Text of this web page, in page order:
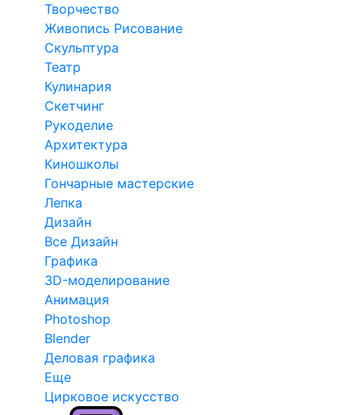
Творчество
Живопись Рисование
Скульптура
Театр
Кулинария
Скетчинг
Рукоделие
Архитектура
Киношколы
Гончарные мастерские
Лепка
Дизайн
Все Дизайн
Графика
3D-моделирование
Анимация
Photoshop
Blender
Деловая графика
Еще
Цирковое искусство